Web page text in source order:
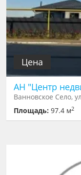
Цена
АН "Центр
Ванновское Село,
Площадь:97.4 м2